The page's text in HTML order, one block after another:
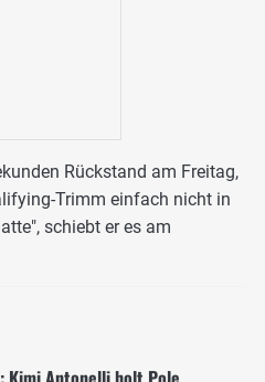
Rückstand am Freitag,
Trimm einfach nicht in
schiebt er es am